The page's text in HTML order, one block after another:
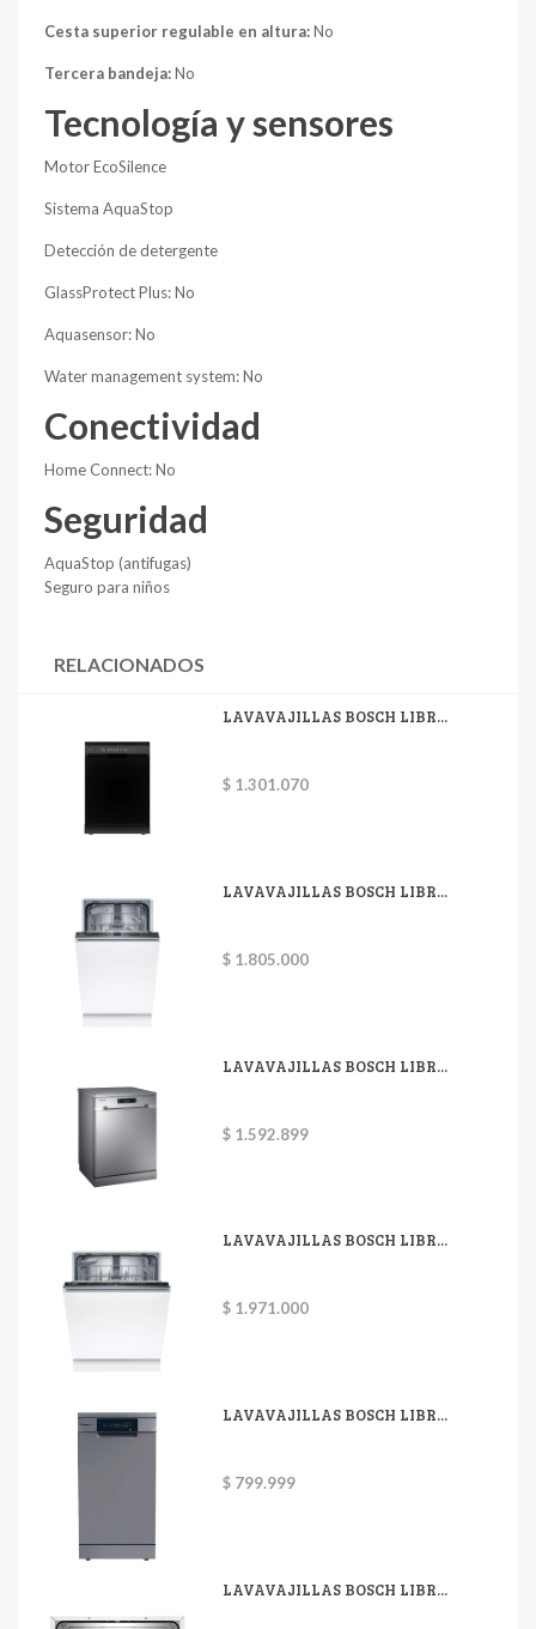
Cesta superior regulable en altura:No
Tercera bandeja:No
Tecnología y sensores
Motor EcoSilence
Sistema AquaStop
Detección de detergente
GlassProtect Plus: No
Aquasensor: No
Water management system: No
Conectividad
Home Connect: No
Seguridad
AquaStop (antifugas)
Seguro para niños
RELACIONADOS
LAVAVAJILLAS BOSCH LIBR...
$ 1.301.070
LAVAVAJILLAS BOSCH LIBR...
$ 1.805.000
LAVAVAJILLAS BOSCH LIBR...
$ 1.592.899
LAVAVAJILLAS BOSCH LIBR...
$ 1.971.000
LAVAVAJILLAS BOSCH LIBR...
$ 799.999
LAVAVAJILLAS BOSCH LIBR...